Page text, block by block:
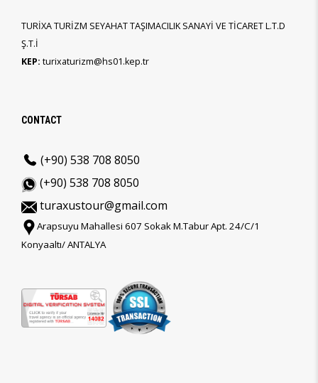
TURİXA TURİZM SEYAHAT TAŞIMACILIK SANAYİ VE TİCARET L.T.D
Ş.T.İ
KEP: turixaturizm@hs01.kep.tr
CONTACT
(+90) 538 708 8050
(+90) 538 708 8050
turaxustour@gmail.com
Arapsuyu Mahallesi 607 Sokak M.Tabur Apt. 24/C/1
Konyaaltı/ ANTALYA